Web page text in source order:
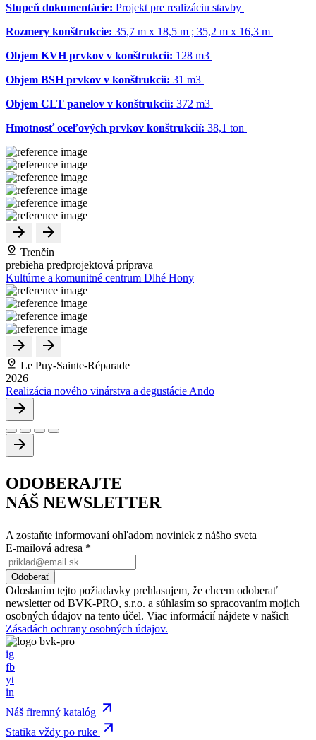
Stupeň dokumentácie: Projekt pre realizáciu stavby
Rozmery konštrukcie: 35,7 m x 18,5 m ; 35,2 m x 16,3 m
Objem KVH prvkov v konštrukcií: 128 m3
Objem BSH prvkov v konštrukcií: 31 m3
Objem CLT panelov v konštrukcií: 372 m3
Hmotnosť oceľových prvkov konštrukcií: 38,1 ton
Trenčín
prebieha predprojektová príprava
Kultúrne a komunitné centrum Dlhé Hony
Le Puy-Sainte-Réparade
2026
Realizácia nového vinárstva a degustácie Ando
ODOBERAJTE
NÁŠ NEWSLETTER
A zostaňte informovaní ohľadom noviniek z nášho sveta
E-mailová adresa *
Odoslaním tejto požiadavky prehlasujem, že chcem odoberať
newsletter od BVK-PRO, s.r.o. a súhlasím so spracovaním mojich
osobných údajov na tento účel. Viac informácií nájdete v našich
Zásadách ochrany osobných údajov.
ig
fb
yt
in
Náš firemný katalóg
Statika vždy po ruke